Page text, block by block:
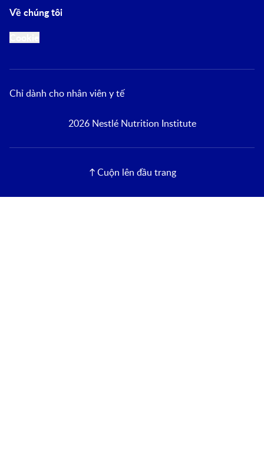
Về chúng tôi
Chỉ dành cho nhân viên y tế
2026 Nestlé Nutrition Institute
Cuộn lên đầu trang